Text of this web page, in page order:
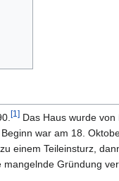
[1] Das Haus wurde
war am 18.
einem Teileinsturz,
Gründung